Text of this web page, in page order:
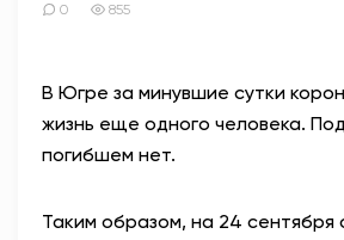
ЭТО У НАС
0 855
В Югре за минувшие сутки
жизнь еще одного человека.
погибшем нет.
Таким образом, на 24 сентября